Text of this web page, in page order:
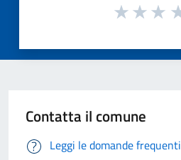
Contatta il comune
Leggi le domande frequenti